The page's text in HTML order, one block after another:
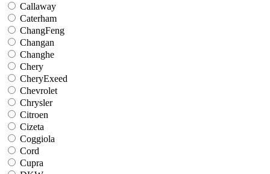
Callaway
Caterham
ChangFeng
Changan
Changhe
Chery
CheryExeed
Chevrolet
Chrysler
Citroen
Cizeta
Coggiola
Cord
Cupra